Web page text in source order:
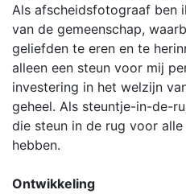
Als afscheidsfotograaf ben
van de gemeenschap,
geliefden te eren en te
alleen een steun voor mij
investering in het welzijn
geheel. Als steuntje-in-de-
die steun in de rug voor
hebben.
Ontwikkeling